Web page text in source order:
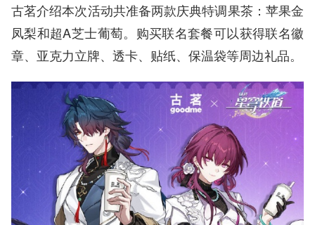
古茗介绍本次活动共准备两款庆典特调果茶：苹果金
凤梨和超A芝士葡萄。购买联名套餐可以获得联名徽
章、亚克力立牌、透卡、贴纸、保温袋等周边礼品。